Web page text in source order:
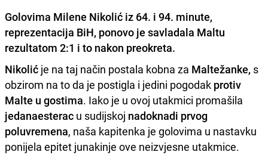
Golovima Milene Nikolić iz 64. i 94. minute,
reprezentacija BiH, ponovo je savladala Maltu
rezultatom 2:1 i to nakon preokreta.
Nikolić je na taj način postala kobna za Maltežanke, s
obzirom na to da je postigla i jedini pogodak protiv
Malte u gostima. Iako je u ovoj utakmici promašila
jedanaesterac u sudijskoj nadoknadi prvog
poluvremena, naša kapitenka je golovima u nastavku
ponijela epitet junakinje ove neizvjesne utakmice.